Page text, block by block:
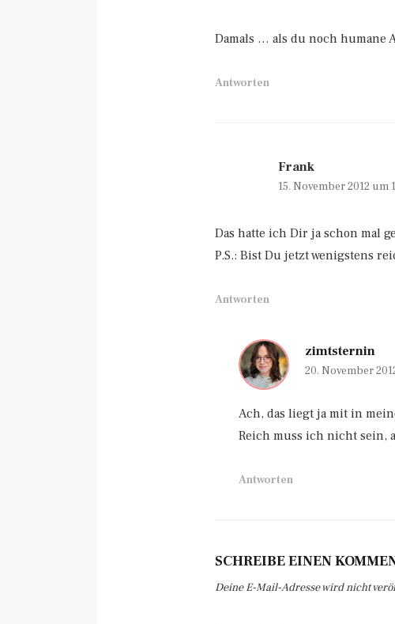
Damals … als du noch humane
Antworten
Frank
15. November 2012 um
Das hatte ich Dir ja schon mal
P.S.: Bist Du jetzt wenigstens
Antworten
zimtsternin
20. November
Ach, das liegt ja mit in
Reich muss ich nicht sein,
Antworten
SCHREIBE EINEN
Deine E-Mail-Adresse wird nicht